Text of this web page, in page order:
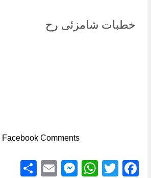
خطبات شامزئی رح
Facebook Comments
Facebook
Twitter
WhatsApp
Messenger
Email